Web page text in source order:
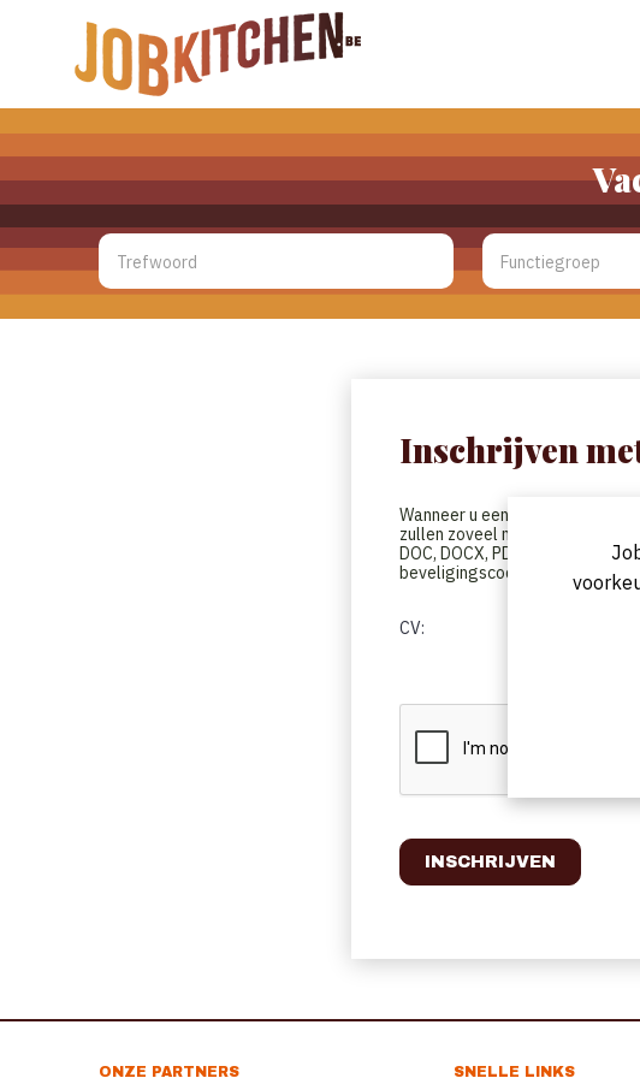
Inschrijven
Wanneer u een CV heeft, kunt
zullen zoveel mogelijk velden
DOC, DOCX, PDF, ODT en
beveligingscode in de
CV:
ONZE PARTNERS SNELLE LINKS